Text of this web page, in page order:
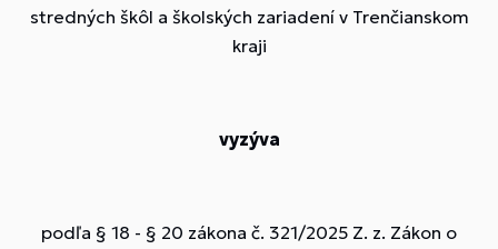
stredných škôl a školských zariadení v Trenčianskom
kraji
vyzýva
podľa § 18 - § 20 zákona č. 321/2025 Z. z. Zákon o